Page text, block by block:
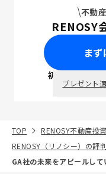
不動
RENOSY
ま
初回面談で
プレゼント
TOP RENOSY不動産投資
RENOSY（リノシー）の評
GA社の未来をアピールし